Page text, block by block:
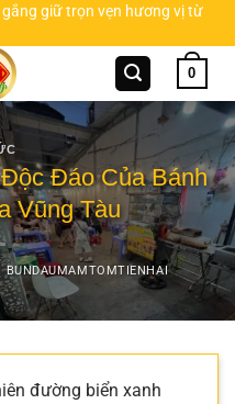
giữ trọn vẹn hương vị từ
0
Đáo Của Bánh
Vũng Tàu
BUNDAUMAMTOMTIENHAI
đường biển xanh